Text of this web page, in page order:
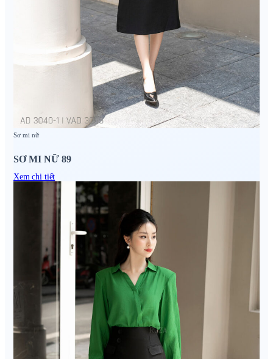
Sơ mi nữ
SƠ MI NỮ 89
Xem chi tiết